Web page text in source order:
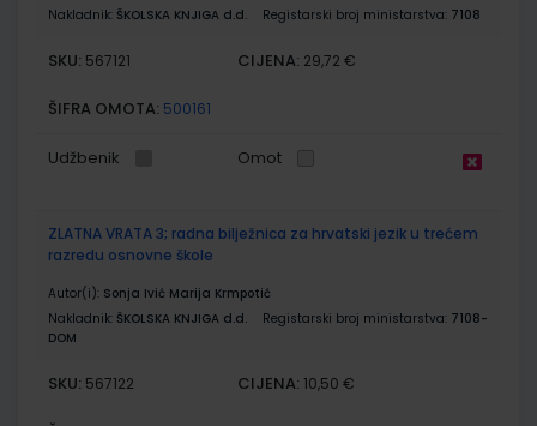
Nakladnik: ŠKOLSKA KNJIGA d.d. Registarski broj ministarstva: 7108
SKU: 567121 CIJENA: 29,72 €
ŠIFRA OMOTA: 500161
Udžbenik Omot
ZLATNA VRATA 3; radna bilježnica za hrvatski jezik u trećem
razredu osnovne škole
Autor(i): Sonja Ivić Marija Krmpotić
Nakladnik: ŠKOLSKA KNJIGA d.d. Registarski broj ministarstva: 7108-
DOM
SKU: 567122 CIJENA: 10,50 €